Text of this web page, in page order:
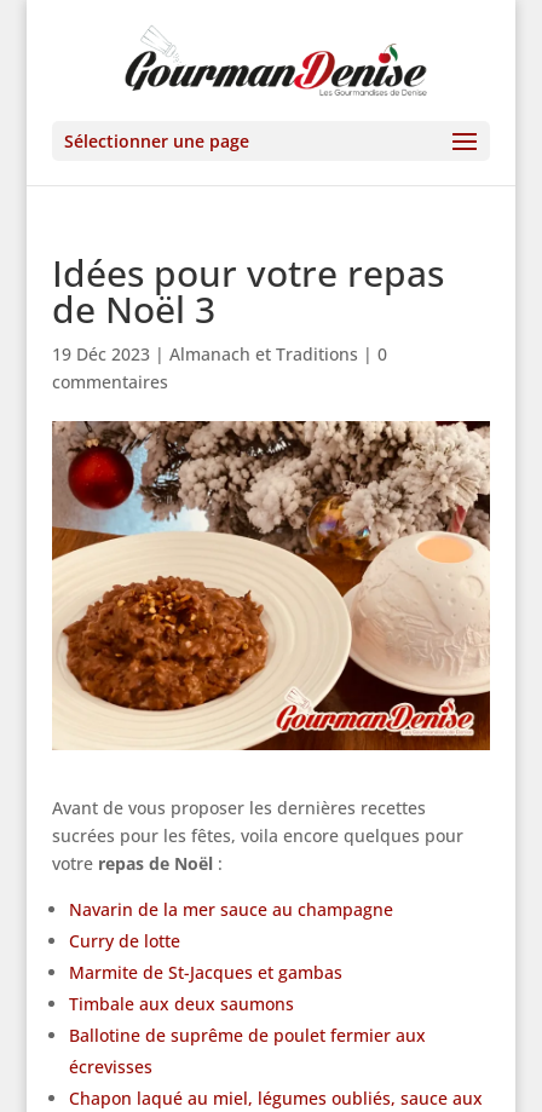
Sélectionner une page
Idées pour votre repas
de Noël 3
19 Déc 2023| Almanach et Traditions | 0
commentaires
Avant de vous proposer les dernières recettes
sucrées pour les fêtes, voila encore quelques pour
votre repas de Noël:
Navarin de la mer sauce au champagne
Curry de lotte
Marmite de St-Jacques et gambas
Timbale aux deux saumons
Ballotine de suprême de poulet fermier aux
écrevisses
Chapon laqué au miel, légumes oubliés, sauce aux